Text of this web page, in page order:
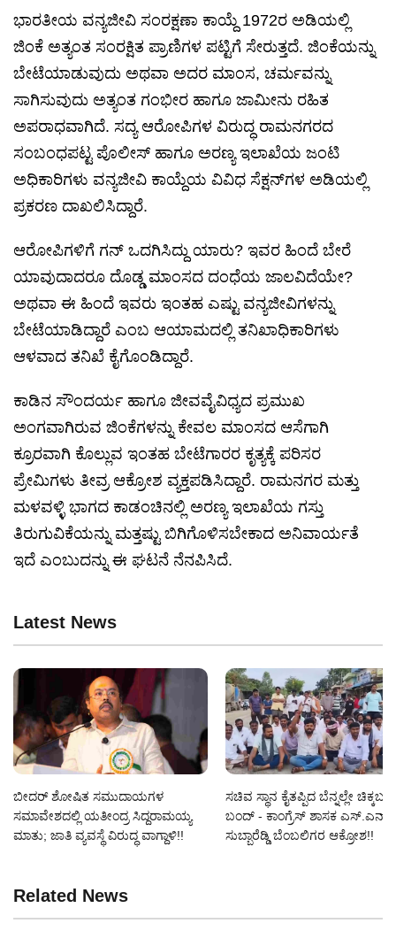
ಭಾರತೀಯ ವನ್ಯಜೀವಿ ಸಂರಕ್ಷಣಾ ಕಾಯ್ದೆ 1972ರ ಅಡಿಯಲ್ಲಿ
ಜಿಂಕೆ ಅತ್ಯಂತ ಸಂರಕ್ಷಿತ ಪ್ರಾಣಿಗಳ ಪಟ್ಟಿಗೆ ಸೇರುತ್ತದೆ. ಜಿಂಕೆಯನ್ನು
ಬೇಟೆಯಾಡುವುದು ಅಥವಾ ಅದರ ಮಾಂಸ, ಚರ್ಮವನ್ನು
ಸಾಗಿಸುವುದು ಅತ್ಯಂತ ಗಂಭೀರ ಹಾಗೂ ಜಾಮೀನು ರಹಿತ
ಅಪರಾಧವಾಗಿದೆ. ಸದ್ಯ ಆರೋಪಿಗಳ ವಿರುದ್ಧ ರಾಮನಗರದ
ಸಂಬಂಧಪಟ್ಟ ಪೊಲೀಸ್ ಹಾಗೂ ಅರಣ್ಯ ಇಲಾಖೆಯ ಜಂಟಿ
ಅಧಿಕಾರಿಗಳು ವನ್ಯಜೀವಿ ಕಾಯ್ದೆಯ ವಿವಿಧ ಸೆಕ್ಷನ್‌ಗಳ ಅಡಿಯಲ್ಲಿ
ಪ್ರಕರಣ ದಾಖಲಿಸಿದ್ದಾರೆ.
ಆರೋಪಿಗಳಿಗೆ ಗನ್ ಒದಗಿಸಿದ್ದು ಯಾರು? ಇವರ ಹಿಂದೆ ಬೇರೆ
ಯಾವುದಾದರೂ ದೊಡ್ಡ ಮಾಂಸದ ದಂಧೆಯ ಜಾಲವಿದೆಯೇ?
ಅಥವಾ ಈ ಹಿಂದೆ ಇವರು ಇಂತಹ ಎಷ್ಟು ವನ್ಯಜೀವಿಗಳನ್ನು
ಬೇಟೆಯಾಡಿದ್ದಾರೆ ಎಂಬ ಆಯಾಮದಲ್ಲಿ ತನಿಖಾಧಿಕಾರಿಗಳು
ಆಳವಾದ ತನಿಖೆ ಕೈಗೊಂಡಿದ್ದಾರೆ.
ಕಾಡಿನ ಸೌಂದರ್ಯ ಹಾಗೂ ಜೀವವೈವಿಧ್ಯದ ಪ್ರಮುಖ
ಅಂಗವಾಗಿರುವ ಜಿಂಕೆಗಳನ್ನು ಕೇವಲ ಮಾಂಸದ ಆಸೆಗಾಗಿ
ಕ್ರೂರವಾಗಿ ಕೊಲ್ಲುವ ಇಂತಹ ಬೇಟೆಗಾರರ ಕೃತ್ಯಕ್ಕೆ ಪರಿಸರ
ಪ್ರೇಮಿಗಳು ತೀವ್ರ ಆಕ್ರೋಶ ವ್ಯಕ್ತಪಡಿಸಿದ್ದಾರೆ. ರಾಮನಗರ ಮತ್ತು
ಮಳವಳ್ಳಿ ಭಾಗದ ಕಾಡಂಚಿನಲ್ಲಿ ಅರಣ್ಯ ಇಲಾಖೆಯ ಗಸ್ತು
ತಿರುಗುವಿಕೆಯನ್ನು ಮತ್ತಷ್ಟು ಬಿಗಿಗೊಳಿಸಬೇಕಾದ ಅನಿವಾರ್ಯತೆ
ಇದೆ ಎಂಬುದನ್ನು ಈ ಘಟನೆ ನೆನಪಿಸಿದೆ.
Latest News
ಬೀದರ್ ಶೋಷಿತ ಸಮುದಾಯಗಳ
ಸಮಾವೇಶದಲ್ಲಿ ಯತೀಂದ್ರ ಸಿದ್ದರಾಮಯ್ಯ
ಮಾತು; ಜಾತಿ ವ್ಯವಸ್ಥೆ ವಿರುದ್ಧ ವಾಗ್ದಾಳಿ!!
ಸಚಿವ ಸ್ಥಾನ ಕೈತಪ್ಪಿದ ಬೆನ್ನಲ್ಲೇ
ಬಂದ್ - ಕಾಂಗ್ರೆಸ್ ಶಾಸಕ ಎಸ್‌.ಎನ್‌.
ಸುಬ್ಬಾರೆಡ್ಡಿ ಬೆಂಬಲಿಗರ ಆಕ್ರೋಶ!!
Related News